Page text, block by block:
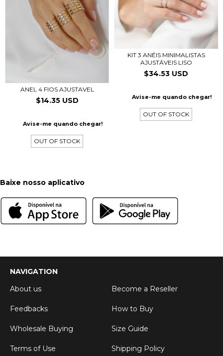
ANEL 4 FIOS AJUSTAVEL
$14.35 USD
Avise-me quando chegar!
OUT OF STOCK
KIT 3 ANÉIS MINIMALISTAS
AJUSTÁVEIS LISO
$34.53 USD
Avise-me quando chegar!
OUT OF STOCK
Baixe nosso aplicativo
NAVIGATION
About us
Become a Reseller
Feedbacks How to Buy
Wholesale Buying Size Guide
Terms of Use Shipping Policy